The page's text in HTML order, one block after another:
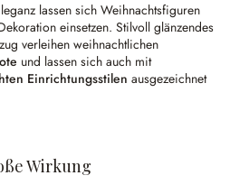
lassen sich Weihnachtsfiguren
einsetzen. Stilvoll glänzendes
verleihen weihnachtlichen
und lassen sich auch mit
Einrichtungsstilen ausgezeichnet
Wirkung